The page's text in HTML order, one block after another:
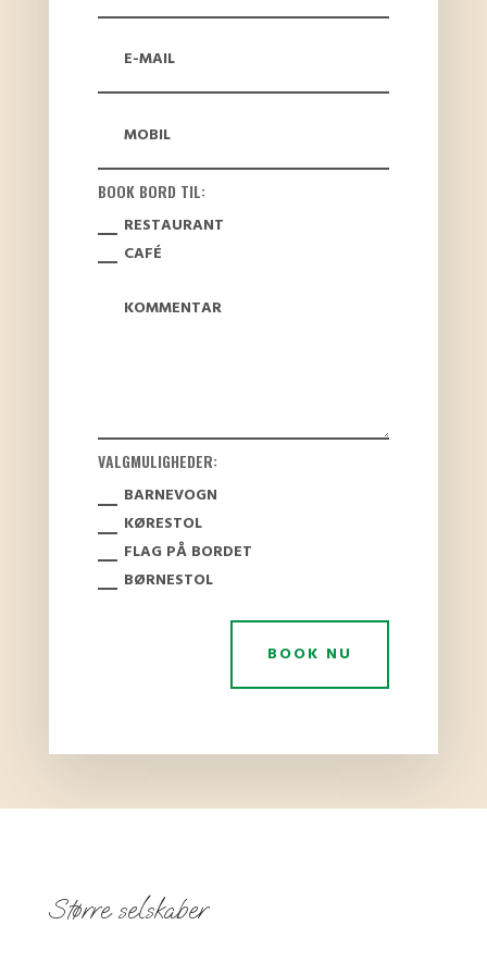
BOOK BORD TIL:
RESTAURANT
CAFÉ
VALGMULIGHEDER:
BARNEVOGN
KØRESTOL
FLAG PÅ BORDET
BØRNESTOL
BOOK NU
Større selskaber